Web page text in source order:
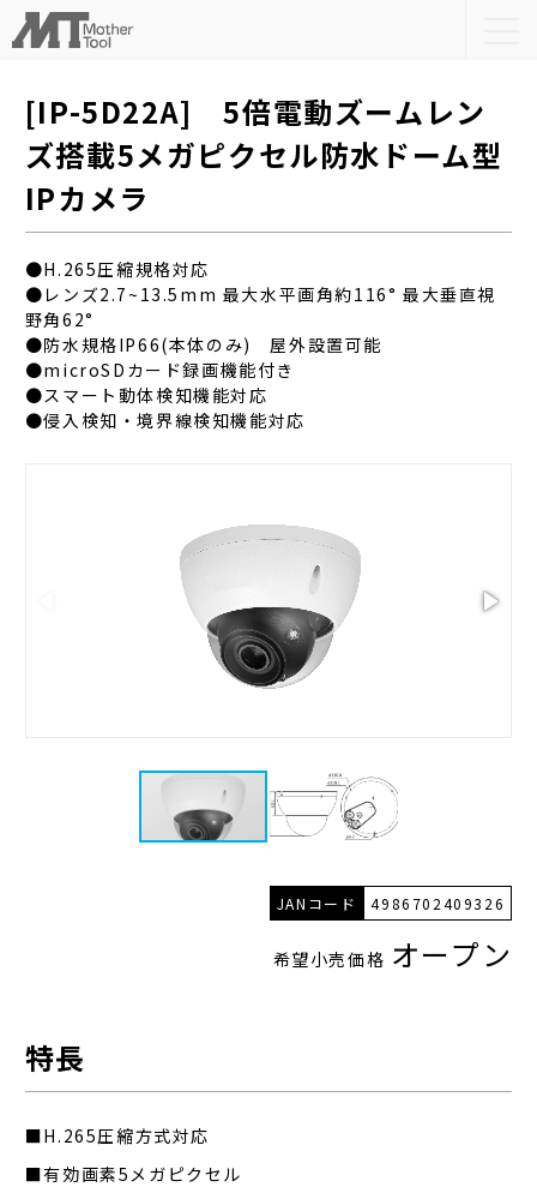
[IP-5D22A] 5倍電動ズームレン
ズ搭載5メガピクセル防水ドーム型
IPカメラ
●H.265圧縮規格対応
●レンズ2.7~13.5mm 最大水平画角約116° 最大垂直視
野角62°
●防水規格IP66(本体のみ) 屋外設置可能
●microSDカード録画機能付き
●スマート動体検知機能対応
●侵入検知・境界線検知機能対応
JANコード 4986702409326
希望小売価格 オープン
特長
■H.265圧縮方式対応
■有効画素5メガピクセル